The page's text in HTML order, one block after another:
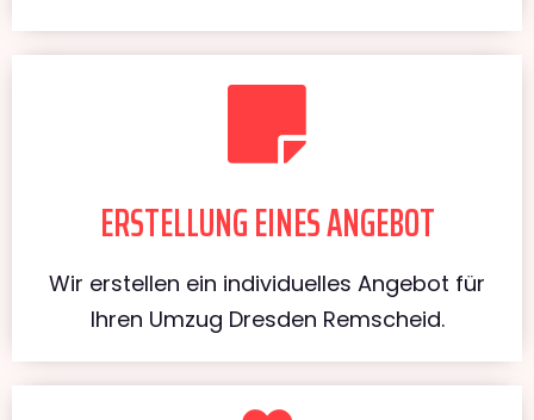
ERSTELLUNG EINES ANGEBOT
Wir erstellen ein individuelles Angebot für
Ihren Umzug Dresden Remscheid.